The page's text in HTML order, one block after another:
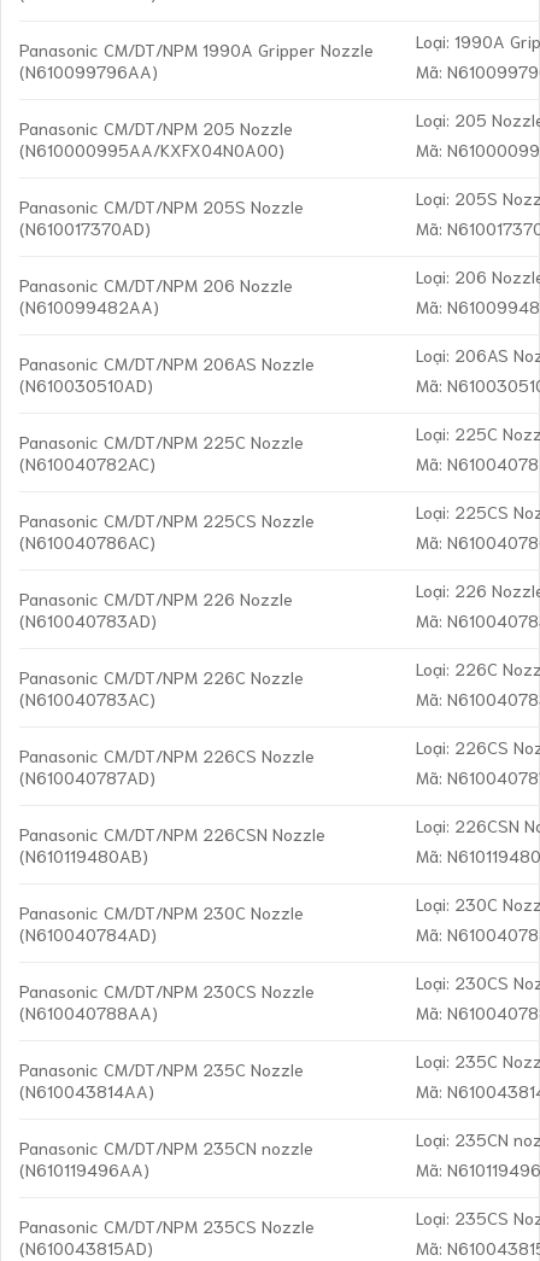
Panasonic CM/DT/NPM 1990A Gripper Nozzle
(N610099796AA)
Loại: 1990A
Mã:
Panasonic CM/DT/NPM 205 Nozzle
(N610000995AA/KXFX04N0A00)
Loại: 205
Mã:
Panasonic CM/DT/NPM 205S Nozzle
(N610017370AD)
Loại: 205S
Mã:
Panasonic CM/DT/NPM 206 Nozzle
(N610099482AA)
Loại: 206
Mã:
Panasonic CM/DT/NPM 206AS Nozzle
(N610030510AD)
Loại: 206AS
Mã:
Panasonic CM/DT/NPM 225C Nozzle
(N610040782AC)
Loại: 225C
Mã:
Panasonic CM/DT/NPM 225CS Nozzle
(N610040786AC)
Loại: 225CS
Mã:
Panasonic CM/DT/NPM 226 Nozzle
(N610040783AD)
Loại: 226
Mã:
Panasonic CM/DT/NPM 226C Nozzle
(N610040783AC)
Loại: 226C
Mã:
Panasonic CM/DT/NPM 226CS Nozzle
(N610040787AD)
Loại: 226CS
Mã:
Panasonic CM/DT/NPM 226CSN Nozzle
(N610119480AB)
Loại: 226CSN
Mã:
Panasonic CM/DT/NPM 230C Nozzle
(N610040784AD)
Loại: 230C
Mã:
Panasonic CM/DT/NPM 230CS Nozzle
(N610040788AA)
Loại: 230CS
Mã:
Panasonic CM/DT/NPM 235C Nozzle
(N610043814AA)
Loại: 235C
Mã:
Panasonic CM/DT/NPM 235CN nozzle
(N610119496AA)
Loại: 235CN
Mã:
Panasonic CM/DT/NPM 235CS Nozzle
(N610043815AD)
Loại: 235CS
Mã: